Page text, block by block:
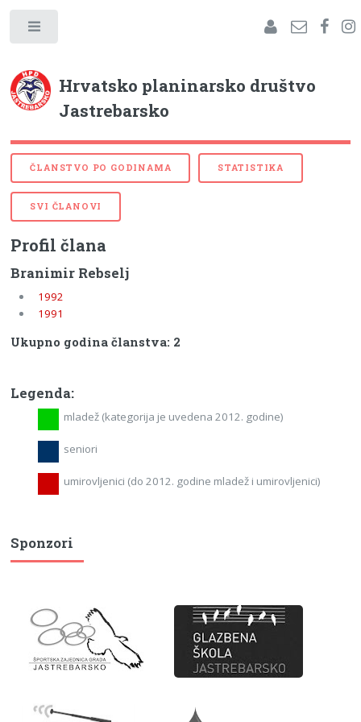
Hrvatsko planinarsko društvo
Jastrebarsko
ČLANSTVO PO GODINAMA STATISTIKA
SVI ČLANOVI
Profil člana
Branimir Rebselj
1992
1991
Ukupno godina članstva: 2
Legenda:
mladež (kategorija je uvedena 2012. godine)
seniori
umirovljenici (do 2012. godine mladež i umirovljenici)
Sponzori